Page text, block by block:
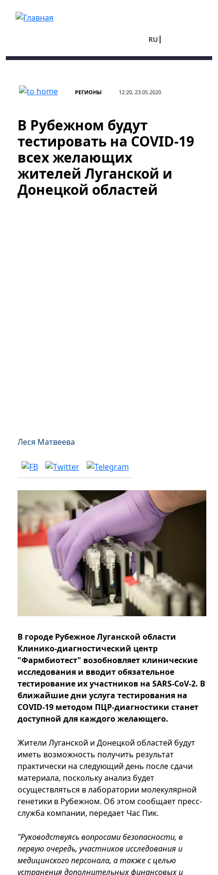
RU
РЕГИОНЫ 12:20, 23.05.2020
В Рубежном будут
тестировать на COVID-19
всех желающих
жителей Луганской и
Донецкой областей
Леся Матвеева
В городе Рубежное Луганской области
Клинико-диагностический центр
"Фармбиотест" возобновляет клинические
исследования и вводит обязательное
тестирование их участников на SARS-CoV-2. В
ближайшие дни услуга тестирования на
COVID-19 методом ПЦР-диагностики станет
доступной для каждого желающего.
Жители Луганской и Донецкой областей будут
иметь возможность получить результат
практически на следующий день после сдачи
материала, поскольку анализ будет
осуществляться в лаборатории молекулярной
генетики в Рубежном. Об этом сообщает пресс-
служба компании, передает Час Пик.
"Руководствуясь вопросами безопасности, в
первую очередь, участников исследования и
медицинского персонала, а также с целью
устранения дополнительных финансовых и